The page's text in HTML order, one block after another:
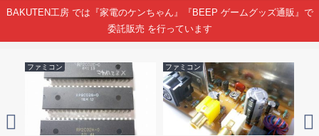
BAKUTEN工房 では『家電のケンちゃん』『BEEP ゲームグッズ通販』で
委託販売 を行っています
ファミコン ファミコン